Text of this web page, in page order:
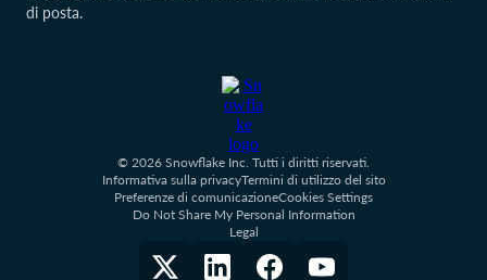
di posta.
© 2026 Snowflake Inc. Tutti i diritti riservati.
Informativa sulla privacyTermini di utilizzo del sito
Preferenze di comunicazioneCookies Settings
Do Not Share My Personal Information
Legal